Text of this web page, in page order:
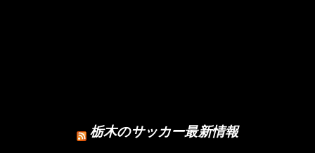
栃木のサッカー最新情報